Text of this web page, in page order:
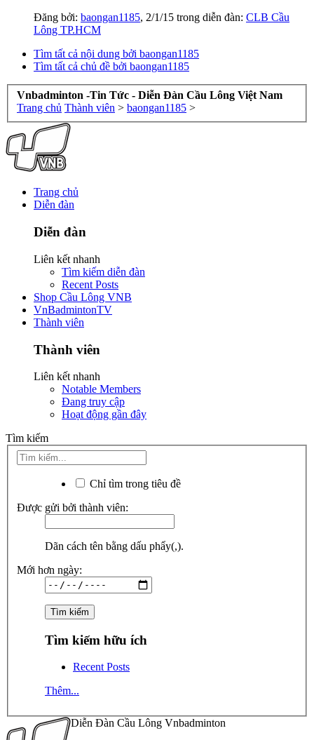
Đăng bởi: baongan1185, 2/1/15 trong diễn đàn: CLB Cầu
Lông TP.HCM
Tìm tất cả nội dung bởi baongan1185
Tìm tất cả chủ đề bởi baongan1185
Vnbadminton -Tin Tức - Diễn Đàn Cầu Lông Việt Nam
Trang chủ Thành viên > baongan1185 >
Trang chủ
Diễn đàn
Diễn đàn
Liên kết nhanh
Tìm kiếm diễn đàn
Recent Posts
Shop Cầu Lông VNB
VnBadmintonTV
Thành viên
Thành viên
Liên kết nhanh
Notable Members
Đang truy cập
Hoạt động gần đây
Tìm kiếm
Chỉ tìm trong tiêu đề
Được gửi bởi thành viên:
Dãn cách tên bằng dấu phẩy(,).
Mới hơn ngày:
Tìm kiếm hữu ích
Recent Posts
Thêm...
Diễn Đàn Cầu Lông Vnbadminton